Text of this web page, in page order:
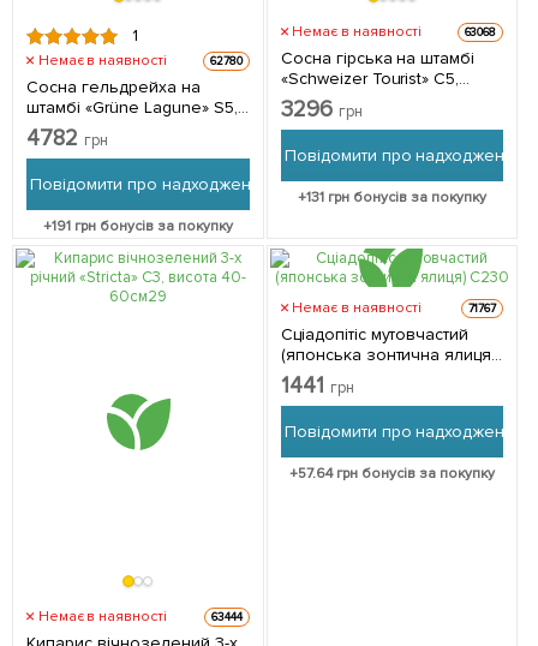
1
Немає в наявності 62780
Сосна гельдрейха на
штамбі «Grüne Lagune» S5,
висота 70-100см 1
саджанець в упаковці
4782 грн
Повідомити про надходження
+191 грн бонусів за покупку
Немає в наявності 63068
Сосна гірська на штамбі
«Schweizer Tourist» С5,
висота 80-100см 1
саджанець в упаковці
3296 грн
Повідомити про надходження
+131 грн бонусів за покупку
Немає в наявності 63444
Немає в наявності 71767
Сціадопітіс мутовчастий
(японська зонтична ялиця)
С2 1 саджанець в упаковці
1441 грн
Повідомити про надходження
+57.64грн бонусів за покупку